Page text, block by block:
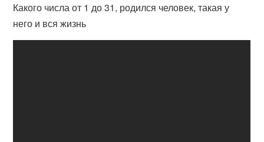
Какого числа от 1 до 31, родился человек, такая у
него и вся жизнь